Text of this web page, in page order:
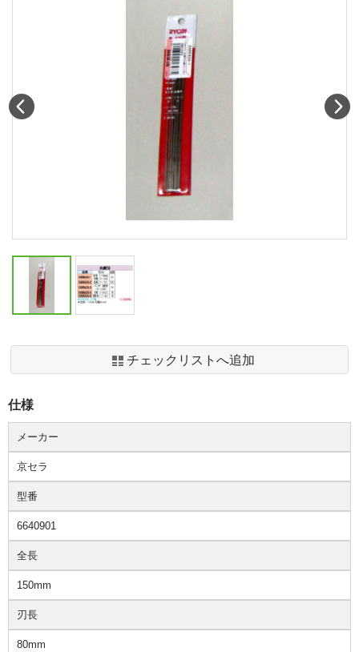
チェックリストへ追加
仕様
メーカー
京セラ
型番
6640901
全長
150mm
刃長
80mm